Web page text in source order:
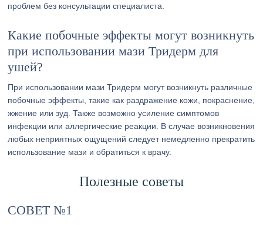
проблем без консультации специалиста.
Какие побочные эффекты могут возникнуть
при использовании мази Тридерм для
ушей?
При использовании мази Тридерм могут возникнуть различные
побочные эффекты, такие как раздражение кожи, покраснение,
жжение или зуд. Также возможно усиление симптомов
инфекции или аллергические реакции. В случае возникновения
любых неприятных ощущений следует немедленно прекратить
использование мази и обратиться к врачу.
Полезные советы
СОВЕТ №1